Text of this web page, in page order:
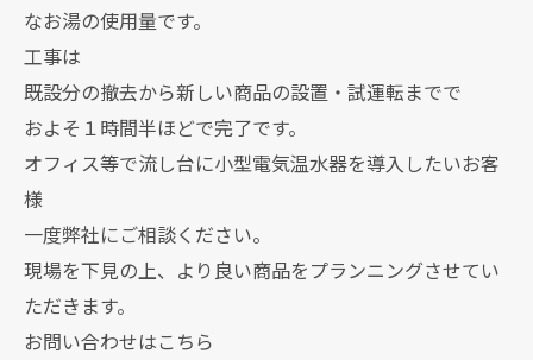
なお湯の使用量です。
工事は
既設分の撤去から新しい商品の設置・試運転までで
およそ１時間半ほどで完了です。
オフィス等で流し台に小型電気温水器を導入したいお客
様
一度弊社にご相談ください。
現場を下見の上、より良い商品をプランニングさせてい
ただきます。
お問い合わせはこちら